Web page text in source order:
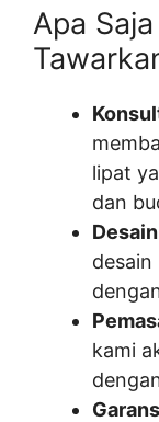
Apa
lipat
dan
kami